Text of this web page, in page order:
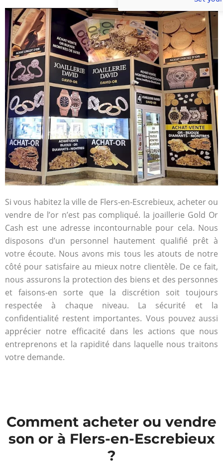
Si vous habitez la ville de Flers-en-Escrebieux, acheter ou
vendre de l’or n’est pas compliqué. la joaillerie Gold Or
Cash est une adresse incontournable pour cela. Nous
disposons d’un personnel hautement qualifié prêt à
votre écoute. Nous avons mis tous les atouts de notre
côté pour satisfaire au mieux notre clientèle. De ce fait,
nous assurons la protection des biens et des personnes
et faisons-en sorte que la discrétion soit toujours
respectée à chaque niveau. La sécurité et la
confidentialité restent importantes. Vous pouvez aussi
apprécier notre efficacité dans les actions que nous
entreprenons et la rapidité dans laquelle nous traitons
votre demande.
Comment acheter ou vendre
son or à Flers-en-Escrebieux
?